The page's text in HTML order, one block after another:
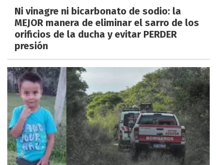
Ni vinagre ni bicarbonato de sodio: la
MEJOR manera de eliminar el sarro de los
orificios de la ducha y evitar PERDER
presión